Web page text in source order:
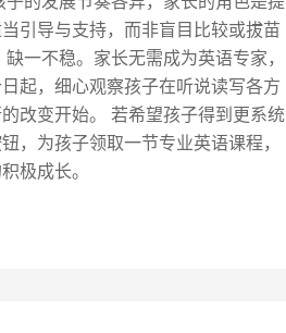
引导与支持，而非盲目比较或拔苗
一不稳。家长无需成为英语专家，
起，细心观察孩子在听说读写各方
改变开始。 若希望孩子得到更系统
，为孩子领取一节专业英语课程，
极成长。